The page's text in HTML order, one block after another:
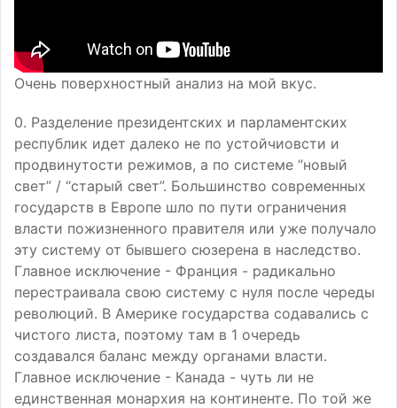
Очень поверхностный анализ на мой вкус.
0. Разделение президентских и парламентских
республик идет далеко не по устойчиовсти и
продвинутости режимов, а по системе “новый
свет” / “старый свет”. Большинство современных
государств в Европе шло по пути ограничения
власти пожизненного правителя или уже получало
эту систему от бывшего сюзерена в наследство.
Главное исключение - Франция - радикально
перестраивала свою систему с нуля после череды
революций. В Америке государства содавались с
чистого листа, поэтому там в 1 очередь
создавался баланс между органами власти.
Главное исключение - Канада - чуть ли не
единственная монархия на континенте. По той же